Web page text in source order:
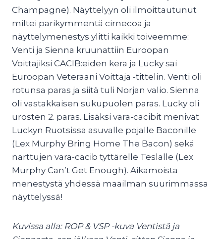
Champagne). Näyttelyyn oli ilmoittautunut
miltei parikymmentä cirnecoa ja
näyttelymenestys ylitti kaikki toiveemme:
Venti ja Sienna kruunattiin Euroopan
Voittajiksi CACIB:eiden kera ja Lucky sai
Euroopan Veteraani Voittaja -tittelin. Venti oli
rotunsa paras ja siitä tuli Norjan valio. Sienna
oli vastakkaisen sukupuolen paras. Lucky oli
urosten 2. paras. Lisäksi vara-cacibit menivät
Luckyn Ruotsissa asuvalle pojalle Baconille
(Lex Murphy Bring Home The Bacon) sekä
narttujen vara-cacib tyttärelle Teslalle (Lex
Murphy Can’t Get Enough). Aikamoista
menestystä yhdessä maailman suurimmassa
näyttelyssä!
Kuvissa alla: ROP & VSP -kuva Ventistä ja